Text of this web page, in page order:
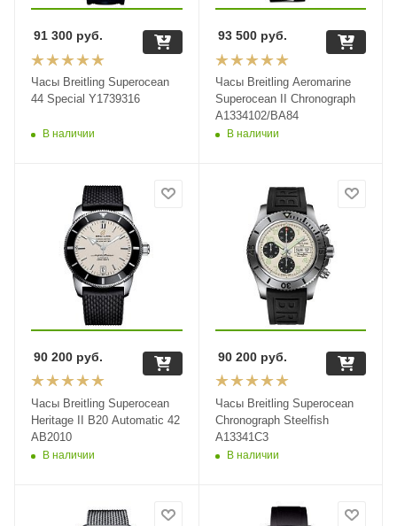
Часы Breitling Superocean
44 Special Y1739316
В наличии
91 300 руб.
Часы Breitling Aeromarine
Superocean II Chronograph
A1334102/BA84
В наличии
93 500руб.
Часы Breitling Superocean
Heritage II B20 Automatic 42
AB2010
В наличии
90 200 руб.
Часы Breitling Superocean
Chronograph Steelfish
A13341C3
В наличии
90 200руб.